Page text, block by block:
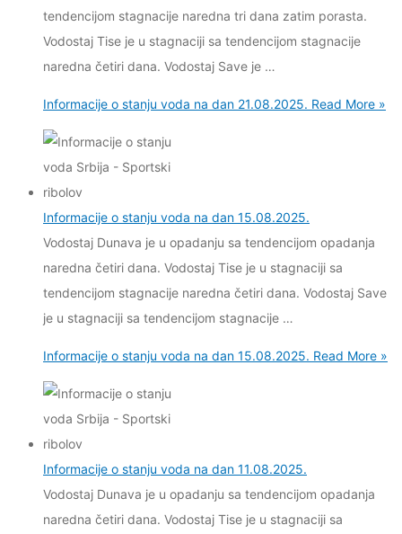
tendencijom stagnacije naredna tri dana zatim porasta.
Vodostaj Tise je u stagnaciji sa tendencijom stagnacije
naredna četiri dana. Vodostaj Save je …
Informacije o stanju voda na dan 21.08.2025. Read More »
Informacije o stanju voda na dan 15.08.2025.
Vodostaj Dunava je u opadanju sa tendencijom opadanja
naredna četiri dana. Vodostaj Tise je u stagnaciji sa
tendencijom stagnacije naredna četiri dana. Vodostaj Save
je u stagnaciji sa tendencijom stagnacije …
Informacije o stanju voda na dan 15.08.2025. Read More »
Informacije o stanju voda na dan 11.08.2025.
Vodostaj Dunava je u opadanju sa tendencijom opadanja
naredna četiri dana. Vodostaj Tise je u stagnaciji sa